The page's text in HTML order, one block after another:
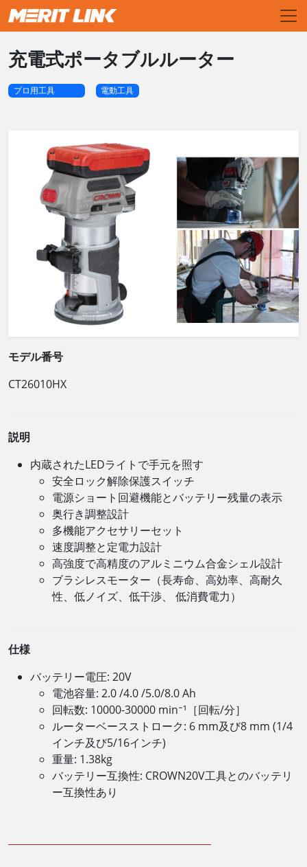
充電式ポータブルルーター
プロ用工具 電動工具
モデル番号
CT26010HX
説明
内蔵されたLEDライトで手元を照す
安全ロック解除保護スイッチ
電源ショート回避機能とバッテリー残量の表示
奥行き調整設計
多機能アクセサリーセット
速度調整と定電力設計
高強度で高精度のアルミニウム合金シェル設計
ブラシレスモーター（長寿命、高効率、高耐久
性、低ノイズ、低干渉、 低消費電力）
仕様
バッテリー電圧: 20V
電池容量: 2.0 /4.0 /5.0/8.0 Ah
回転数: 10000-30000 min⁻¹［回転/分］
ルーターベースストローク: 6 mm及び8 mm (1/4
インチ及び5/16インチ)
重量: 1.38kg
バッテリー互換性: CROWN20V工具とのバッテリ
ー互換性あり